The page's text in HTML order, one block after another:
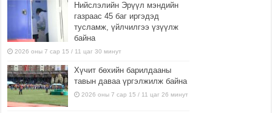
Нийслэлийн Эрүүл мэндийн
газраас 45 баг иргэдэд
тусламж, үйлчилгээ үзүүлж
байна
2026 оны 7 сар 15 / 11 цаг 30 минут
Хүчит бөхийн барилдааны
тавын даваа үргэлжилж байна
2026 оны 7 сар 15 / 11 цаг 26 минут